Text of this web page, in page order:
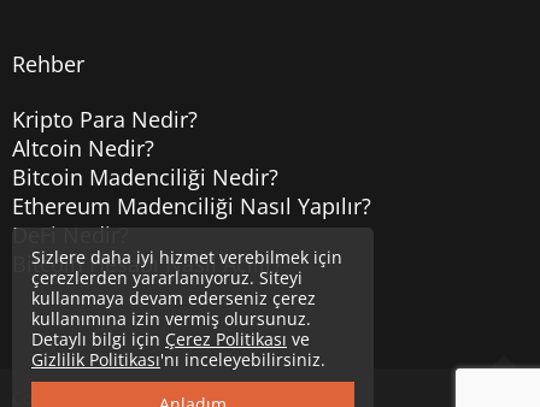
Rehber
Kripto Para Nedir?
Altcoin Nedir?
Bitcoin Madenciliği Nedir?
Ethereum Madenciliği Nasıl Yapılır?
DeFi Nedir?
Bitcoin Hesabı Nasıl Açılır?
Uzmancoin
Sizlere daha iyi hizmet verebilmek için
çerezlerden yararlanıyoruz. Siteyi
kullanmaya devam ederseniz çerez
kullanımına izin vermiş olursunuz.
Detaylı bilgi için Çerez Politikası ve
Gizlilik Politikası'nı inceleyebilirsiniz.